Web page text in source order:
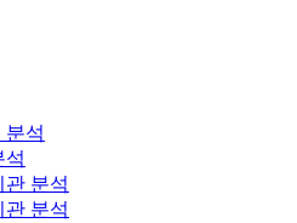
분석
석
관 분석
관 분석